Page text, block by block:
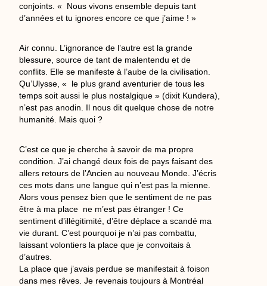
conjoints. « Nous vivons ensemble depuis tant
d’années et tu ignores encore ce que j’aime ! »
Air connu. L’ignorance de l’autre est la grande
blessure, source de tant de malentendu et de
conflits. Elle se manifeste à l’aube de la civilisation.
Qu’Ulysse, « le plus grand aventurier de tous les
temps soit aussi le plus nostalgique » (dixit Kundera),
n’est pas anodin. Il nous dit quelque chose de notre
humanité. Mais quoi ?
C’est ce que je cherche à savoir de ma propre
condition. J’ai changé deux fois de pays faisant des
allers retours de l’Ancien au nouveau Monde. J’écris
ces mots dans une langue qui n’est pas la mienne.
Alors vous pensez bien que le sentiment de ne pas
être à ma place ne m’est pas étranger ! Ce
sentiment d’illégitimité, d’être déplace a scandé ma
vie durant. C’est pourquoi je n’ai pas combattu,
laissant volontiers la place que je convoitais à
d’autres.
La place que j’avais perdue se manifestait à foison
dans mes rêves. Je revenais toujours à Montréal